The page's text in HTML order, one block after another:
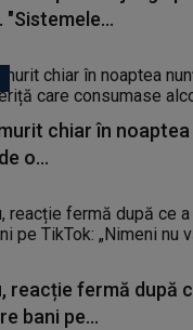
"Sistemele...
chiar în
o...
reacție fermă după
bani pe...